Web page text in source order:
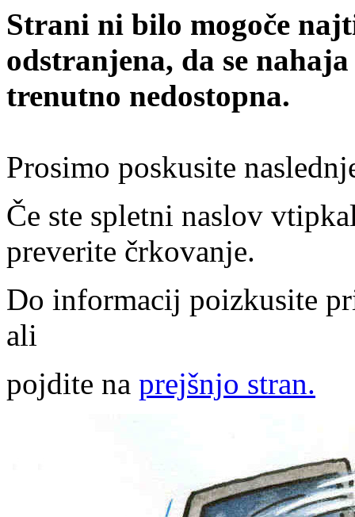
Strani ni bilo mogoče
odstranjena, da se
trenutno nedostopna.
Prosimo poskusite
Če ste spletni naslov
preverite črkovanje.
Do informacij poizkusite
ali
pojdite na prejšnjo stran.